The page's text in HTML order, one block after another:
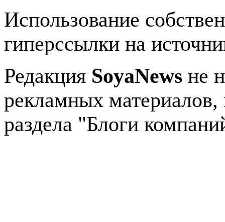
Использование
гиперссылки на
Редакция SoyaNews не
рекламных
раздела "Блоги